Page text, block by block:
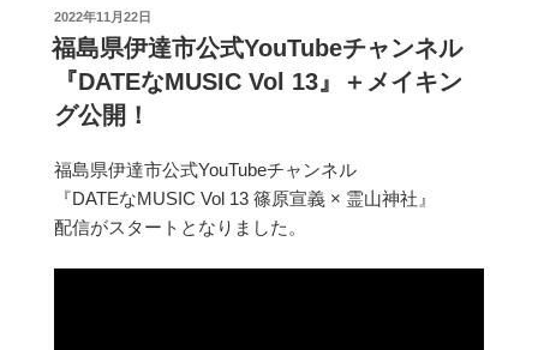
投
稿
日:
2022年11月22日
福島県伊達市公式YouTubeチャンネル
『DATEなMUSIC Vol 13』＋メイキン
グ公開！
福島県伊達市公式YouTubeチャンネル
『DATEなMUSIC Vol 13 篠原宣義 × 霊山神社』
配信がスタートとなりました。